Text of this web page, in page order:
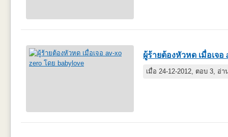
ผู้ร้ายต้องหัวหด เมื่อเจอ
เมื่อ 24-12-2012, ตอบ 3, อ่า